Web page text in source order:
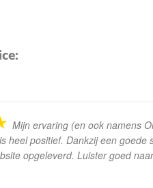
Mijn ervaring (en ook namens
heel positief. Dankzij een goede
opgeleverd. Luister goed